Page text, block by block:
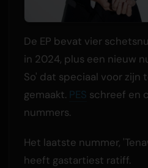
De EP bevat vier
in 2024, plus een nieuw
So' dat speciaal voor zijn
gemaakt. PES schreef en
nummers.
Het laatste nummer,
heeft gastartiest ratiff.